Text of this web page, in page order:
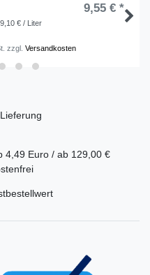
9,55 € *
€ / Liter
zzgl.Versandkosten
4,49 Euro / ab 129,00 €